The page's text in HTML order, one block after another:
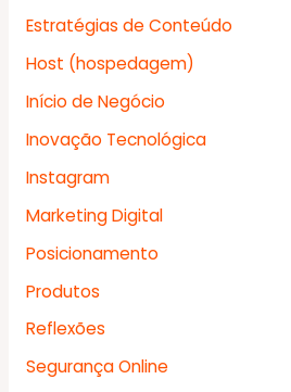
Estratégias de Conteúdo
Host (hospedagem)
Início de Negócio
Inovação Tecnológica
Instagram
Marketing Digital
Posicionamento
Produtos
Reflexões
Segurança Online